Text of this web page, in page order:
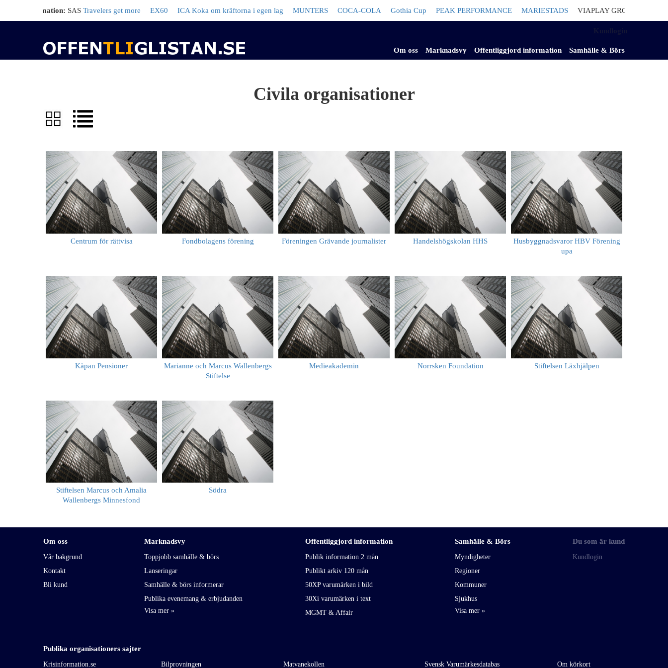
information: SASTravelers get more EX60 ICA Koka om kräftorna i egen lag MUNTERS COCA-COLA Gothia Cup PEAK PERFORMANCE MARIESTADS VIAPLAY GROUP
Samhälle & Börs
Offentliggjord information
Marknadsvy
Om oss
Civila organisationer
Centrum för rättvisa Fondbolagens förening Föreningen Grävande journalister Handelshögskolan HHS
Husbyggnadsvaror HBV Förening
upa
Kåpan Pensioner
Marianne och Marcus Wallenbergs
Stiftelse
Medieakademin Norrsken Foundation Stiftelsen Läxhjälpen
Stiftelsen Marcus och Amalia
Wallenbergs Minnesfond
Södra
Om oss
Vår bakgrund
Kontakt
Bli kund
Marknadsvy
Toppjobb samhälle & börs
Lanseringar
Samhälle & börs informerar
Publika evenemang & erbjudanden
Offentliggjord information
Publik information 2 mån
Publikt arkiv 120 mån
50XP varumärken i bild
30Xi varumärken i text
MGMT & Affair
Samhälle & Börs
Myndigheter
Regioner
Kommuner
Sjukhus
Du som är kund
Kundlogin
Publika organisationers sajter
Krisinformation.se Bilprovningen Matvanekollen Svensk Varumärkesdatabas Om körkort